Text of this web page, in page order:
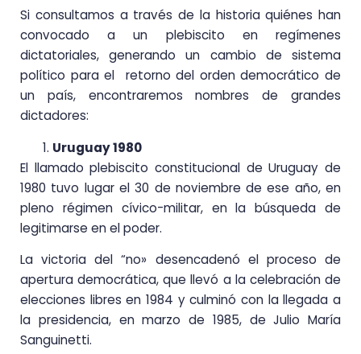
Si consultamos a través de la historia quiénes han
convocado a un plebiscito en regímenes
dictatoriales, generando un cambio de sistema
político para el retorno del orden democrático de
un país, encontraremos nombres de grandes
dictadores:
Uruguay 1980
El llamado plebiscito constitucional de Uruguay de
1980 tuvo lugar el 30 de noviembre de ese año, en
pleno régimen cívico-militar, en la búsqueda de
legitimarse en el poder.
La victoria del “no» desencadenó el proceso de
apertura democrática, que llevó a la celebración de
elecciones libres en 1984 y culminó con la llegada a
la presidencia, en marzo de 1985, de Julio María
Sanguinetti.